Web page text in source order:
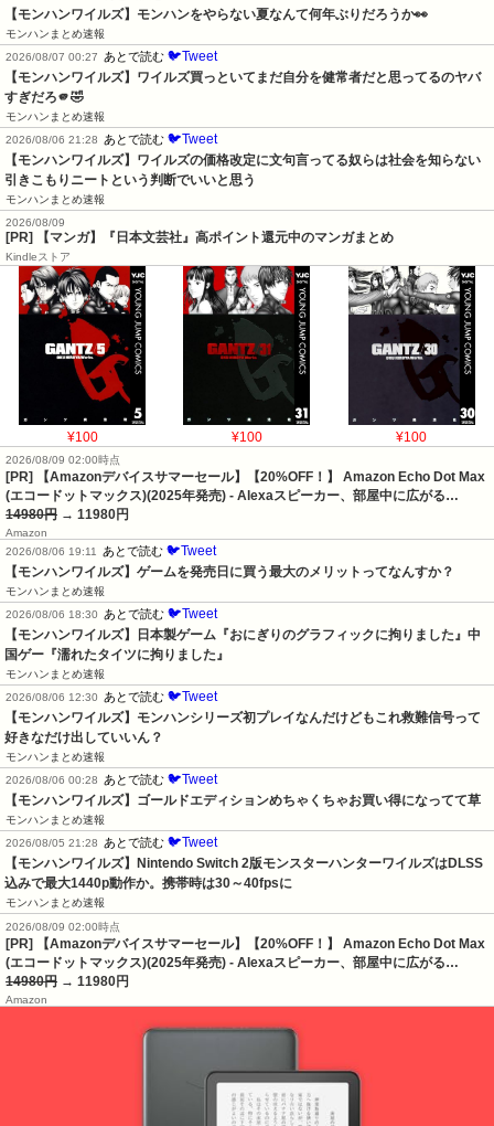
【モンハンワイルズ】モンハンをやらない夏なんて何年ぶりだろうか👀
モンハンまとめ速報
2026/08/07 00:27
あとで読む 🐦Tweet
【モンハンワイルズ】ワイルズ買っといてまだ自分を健常者だと思ってるのヤバ
すぎだろ🫵🤣
モンハンまとめ速報
2026/08/06 21:28
あとで読む 🐦Tweet
【モンハンワイルズ】ワイルズの価格改定に文句言ってる奴らは社会を知らない
引きこもりニートという判断でいいと思う
モンハンまとめ速報
2026/08/09
[PR] 【マンガ】『日本文芸社』高ポイント還元中のマンガまとめ
Kindleストア
¥100 ¥100 ¥100
2026/08/09 02:00時点
[PR] 【Amazonデバイスサマーセール】【20%OFF！】 Amazon Echo Dot Max
(エコードットマックス)(2025年発売) - Alexaスピーカー、部屋中に広がる…
14980円 → 11980円
Amazon
2026/08/06 19:11
あとで読む 🐦Tweet
【モンハンワイルズ】ゲームを発売日に買う最大のメリットってなんすか？
モンハンまとめ速報
2026/08/06 18:30
あとで読む 🐦Tweet
【モンハンワイルズ】日本製ゲーム『おにぎりのグラフィックに拘りました』中
国ゲー『濡れたタイツに拘りました』
モンハンまとめ速報
2026/08/06 12:30
あとで読む 🐦Tweet
【モンハンワイルズ】モンハンシリーズ初プレイなんだけどもこれ救難信号って
好きなだけ出していいん？
モンハンまとめ速報
2026/08/06 00:28
あとで読む 🐦Tweet
【モンハンワイルズ】ゴールドエディションめちゃくちゃお買い得になってて草
モンハンまとめ速報
2026/08/05 21:28
あとで読む 🐦Tweet
【モンハンワイルズ】Nintendo Switch 2版モンスターハンターワイルズはDLSS
込みで最大1440p動作か。携帯時は30～40fpsに
モンハンまとめ速報
2026/08/09 02:00時点
[PR] 【Amazonデバイスサマーセール】【20%OFF！】 Amazon Echo Dot Max
(エコードットマックス)(2025年発売) - Alexaスピーカー、部屋中に広がる…
14980円 → 11980円
Amazon